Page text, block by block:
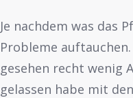
Je nachdem was das
Probleme
gesehen recht wenig
gelassen habe mit